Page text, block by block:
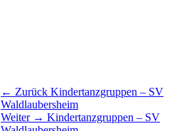
← Zurück Vorhergehender
Beitrag:
Kindertanzgruppen – SV
Waldlaubersheim
Weiter → Nächster
Kindertanzgruppen – SV